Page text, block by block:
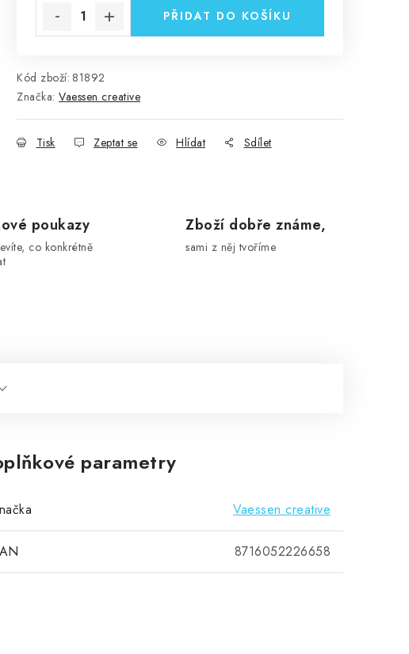
PŘIDAT DO KOŠÍKU
Kód zboží: 81892
Značka: Vaessen creative
Tisk Zeptat se Hlídat Sdílet
poukazy
co konkrétně
Zboží dobře známe,
sami z něj tvoříme
parametry
Vaessen creative
8716052226658